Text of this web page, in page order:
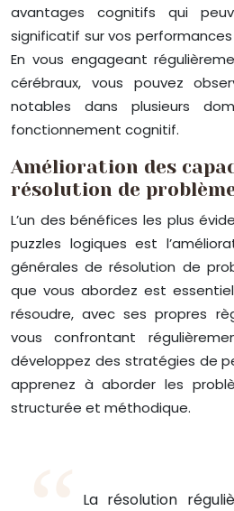
avantages cognitifs qui
significatif sur vos
En vous engageant
cérébraux, vous pouvez
notables dans plusieurs
fonctionnement cognitif.
Amélioration des
résolution de
L’un des bénéfices les plus
puzzles logiques est
générales de résolution de
que vous abordez est
résoudre, avec ses propres
vous confrontant
développez des stratégies de
apprenez à aborder les
structurée et méthodique.
La résolution